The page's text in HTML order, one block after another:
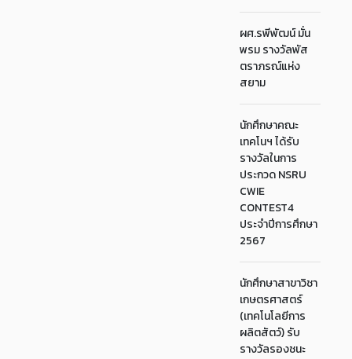
ผศ.รพีพัฒน์ มั่น
พรม รางวัลพัส
ตราภรณ์แห่ง
สยาม
นักศึกษาคณะ
เทคโนฯ ได้รับ
รางวัลในการ
ประกวด NSRU
CWIE
CONTEST4
ประจำปีการศึกษา
2567
นักศึกษาสาขาวิชา
เกษตรศาสตร์
(เทคโนโลยีการ
ผลิตสัตว์) รับ
รางวัลรองชนะ